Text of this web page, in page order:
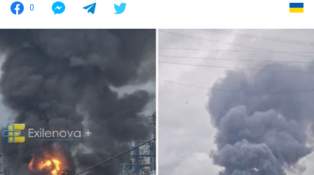
0